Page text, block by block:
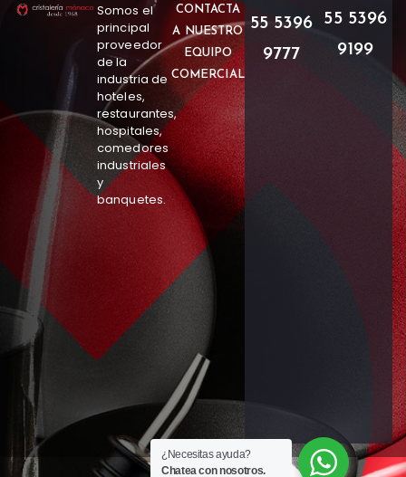
Somos el
principal
proveedor
de la
industria de
hoteles,
restaurantes,
hospitales,
comedores
industriales
y
banquetes.
CONTACTA
A NUESTRO
EQUIPO
COMERCIAL
55 5396
9777
55 5396
9199
¿Necesitas ayuda?
Chatea con nosotros.